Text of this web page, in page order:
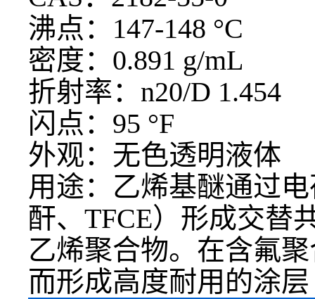
沸点： 147-148 °C
密度： 0.891 g/mL
折射率： n20/D 1.454
闪点： 95 °F
外观：无色透明液体
用途：乙烯基醚通过
酐、 TFCE）形成交替
乙烯聚合物。在含氟
而形成高度耐用的涂层